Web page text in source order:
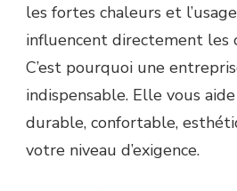
les fortes chaleurs et
influencent directement les
C’est pourquoi une
indispensable. Elle vous
durable, confortable,
votre niveau d’exigence.